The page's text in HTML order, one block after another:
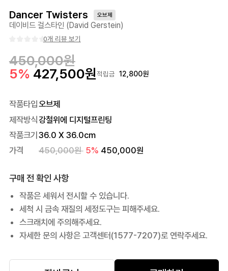
Dancer Twisters 오브제
데이비드 걸스타인 (David Gerstein)
0개 리뷰 보기
450,000원
5% 427,500원적립금 12,800원
작품타입오브제
제작방식강철위에 디지털프린팅
작품크기 36.0 X 36.0cm
가격
450,000원 5% 450,000원
구매 전 확인 사항
작품은 세워서 전시할 수 있습니다.
세척 시 금속 재질의 세정도구는 피해주세요.
스크래치에 주의해주세요.
자세한 문의 사항은 고객센터(1577-7207)로 연락주세요.